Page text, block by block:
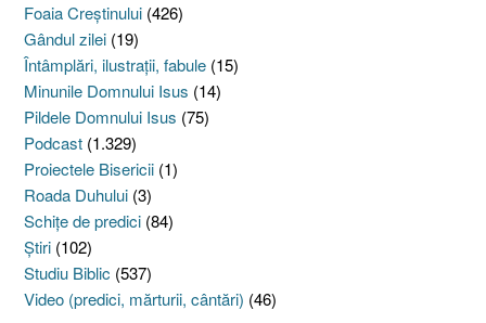
Foaia Creştinului (426)
Gândul zilei (19)
Întâmplări, ilustraţii, fabule (15)
Minunile Domnului Isus (14)
Pildele Domnului Isus (75)
Podcast (1.329)
Proiectele Bisericii (1)
Roada Duhului (3)
Schiţe de predici (84)
Ştiri (102)
Studiu Biblic (537)
Video (predici, mărturii, cântări) (46)